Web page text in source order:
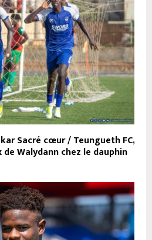
Sacré cœur / Teungueth FC,
Walydann chez le dauphin